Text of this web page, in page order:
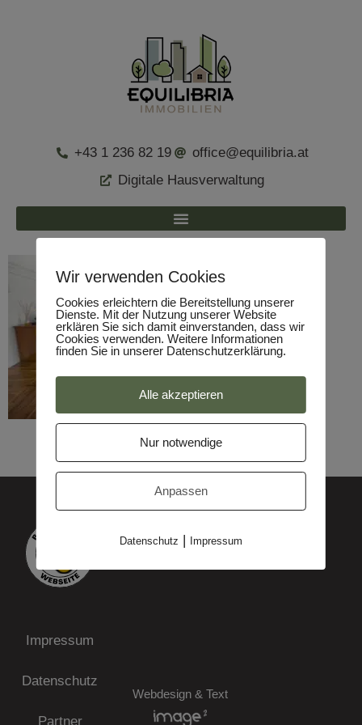
+43 1 236 82 19
office@equilibria.at
Digitale Hausverwaltung
Impressum
Datenschutz
Partner
Webdesign & Text
Wir verwenden Cookies
Cookies erleichtern die Bereitstellung unserer
Dienste. Mit der Nutzung unserer Website
erklären Sie sich damit einverstanden, dass wir
Cookies verwenden. Weitere Informationen
finden Sie in unserer Datenschutzerklärung.
Alle akzeptieren
Nur notwendige
Anpassen
Datenschutz | Impressum